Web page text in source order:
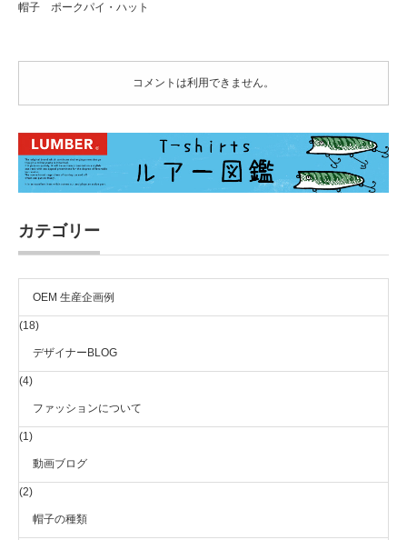
帽子 ポークパイ・ハット
コメントは利用できません。
カテゴリー
OEM 生産企画例
(18)
デザイナーBLOG
(4)
ファッションについて
(1)
動画ブログ
(2)
帽子の種類